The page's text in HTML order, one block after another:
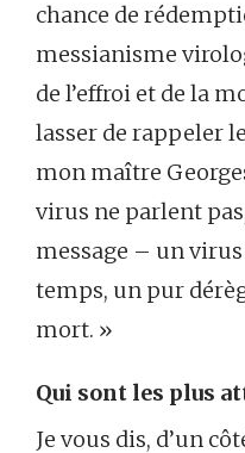
chance de
messianisme
de l’effroi et de la
lasser de rappeler
mon maître
virus ne parlent
message – un virus
temps, un pur
mort. »
Qui sont les plus
Je vous dis, d’un